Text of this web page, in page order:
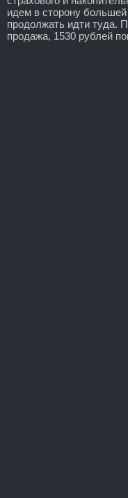
идем в сторону
продолжать идти туда.
продажа, 1530 рублей